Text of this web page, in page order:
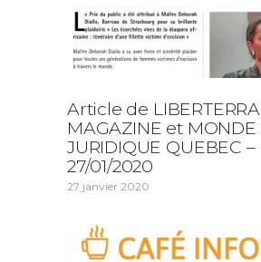
Article de LIBERTERRA
MAGAZINE et MONDE
JURIDIQUE QUEBEC –
27/01/2020
27 janvier 2020